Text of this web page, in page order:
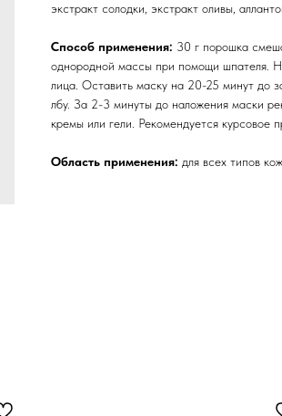
экстракт солодки, экстракт оливы,
Способ применения: 30 г порошка
однородной массы при помощи шпателя.
лица. Оставить маску на 20-25 минут до
лбу. За 2-3 минуты до наложения маски
кремы или гели. Рекомендуется курсовое
Область применения: для всех типов